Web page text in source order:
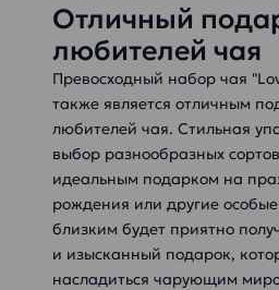
Отличный
любителей чая
Превосходный набор чая
также является отличным
любителей чая. Стильная
выбор разнообразных
идеальным подарком на
рождения или другие
близким будет приятно
и изысканный подарок,
насладиться чарующим